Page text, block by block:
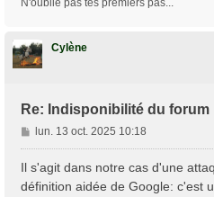
N'oublie pas tes premiers pas...
Cylène
Re: Indisponibilité du forum
M
e
s
s
lun. 13 oct. 2025 10:18
Il s'agit dans notre cas d'une
définition aidée de Google: c'est